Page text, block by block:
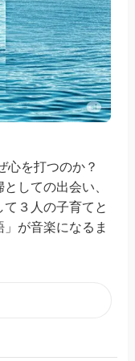
心を打つのか？
しての出会い、
３人の子育てと
が音楽になるま